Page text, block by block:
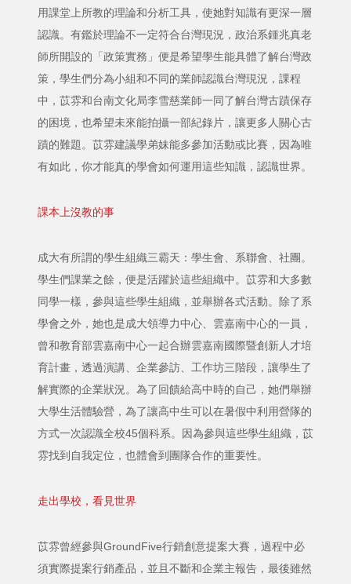
用課堂上所教的理論和分析工具，使她對知識有更深一層
認識。有鑑於理論不一定符合台灣現況，政治系鍾兆真老
師所開設的「政策實務」便是希望學生能具體了解台灣政
策，學生們分為小組和不同的業師認識台灣現況，課程
中，苡雰和台南文化局李雪慈業師一同了解台灣古蹟保存
的困境，也希望未來能拍攝一部紀錄片，讓更多人關心古
蹟的難題。苡雰建議學弟妹能多參加活動或比賽，因為唯
有如此，你才能真的學會如何運用這些知識，認識世界。
課本上沒教的事
成大有所謂的學生組織三霸天：學生會、系聯會、社團。
學生們課業之餘，便是活躍於這些組織中。苡雰和大多數
同學一樣，參與這些學生組織，並舉辦各式活動。除了系
學會之外，她也是成大領導力中心、雲嘉南中心的一員，
曾和教育部雲嘉南中心一起合辦雲嘉南國際暨創新人才培
育計畫，透過演講、企業參訪、工作坊三階段，讓學生了
解實際的企業狀況。為了回饋給高中時的自己，她們舉辦
大學生活體驗營，為了讓高中生可以在暑假中利用營隊的
方式一次認識全校45個科系。因為參與這些學生組織，苡
雰找到自我定位，也體會到團隊合作的重要性。
走出學校，看見世界
苡雰曾經參與GroundFive行銷創意提案大賽，過程中必
須實際提案行銷產品，並且不斷和企業主報告，最後雖然